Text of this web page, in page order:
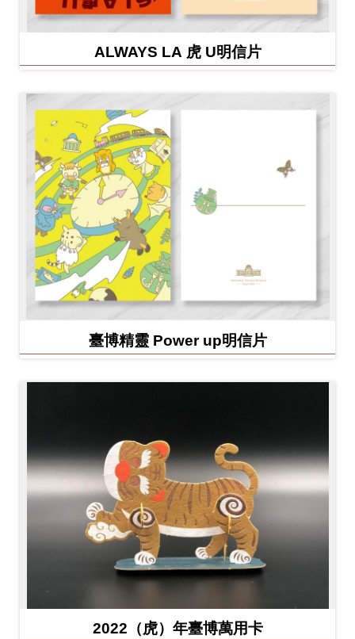
ALWAYS LA 虎 U明信片
臺博精靈 Power up明信片
2022（虎）年臺博萬用卡